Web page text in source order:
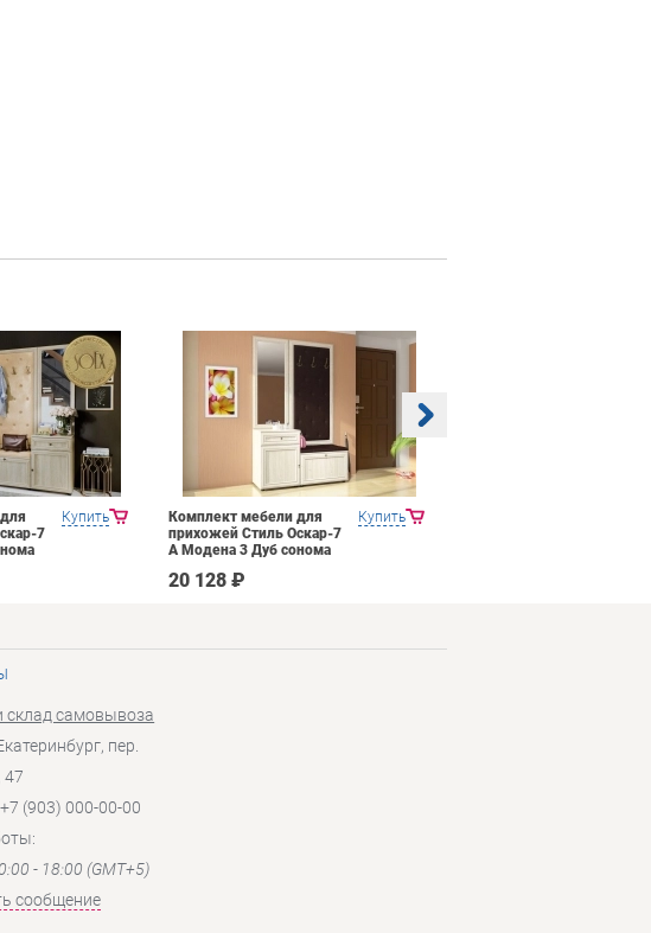
Купить
7
Купить
Комплект мебели для
прихожей Стиль Оскар-7
А Модена 3 Дуб сонома
20 128 ₽
склад самовывоза
пер.
47
(903) 000-00-00
- 18:00 (GMT+5)
сообщение